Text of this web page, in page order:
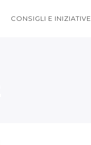
CONSIGLI E INIZIATIVE